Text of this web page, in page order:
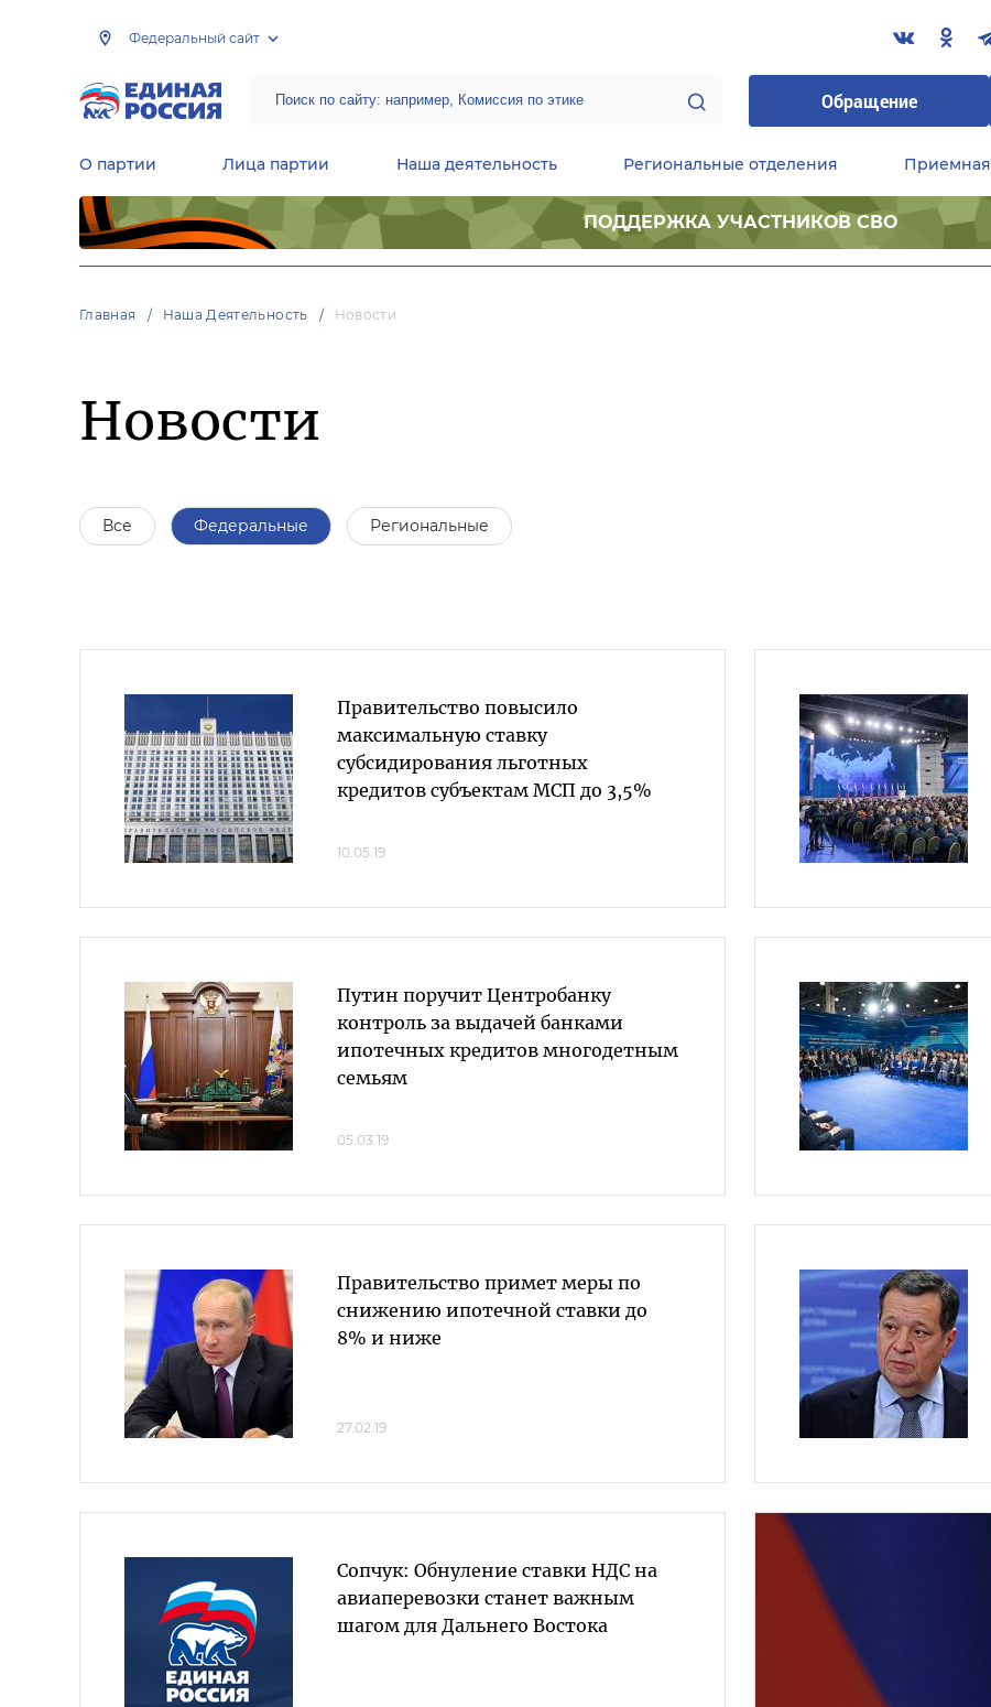
Федеральный сайт
Обращение
О партии Лица партии Наша деятельность Региональные отделения Приемная
ПОДДЕРЖКА УЧАСТНИКОВ СВО
Главная Наша Деятельность Новости
Новости
Все Федеральные Региональные
Правительство повысило
максимальную ставку
субсидирования льготных
кредитов субъектам МСП до 3,5%
10.05.19
Путин поручит Центробанку
контроль за выдачей банками
ипотечных кредитов многодетным
семьям
05.03.19
Правительство примет меры по
снижению ипотечной ставки до
8% и ниже
27.02.19
Сопчук: Обнуление ставки НДС на
авиаперевозки станет важным
шагом для Дальнего Востока